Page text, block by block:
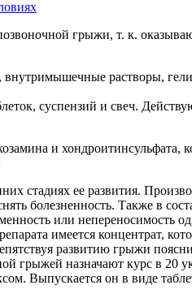
грыжи, т. к.
растворы,
суспензий и свеч.
и
стадиях ее развития.
болезненность. Также в
или непереносимость
имеется концентрат,
развитию грыжи
назначают курс в 20
Выпускается он в виде